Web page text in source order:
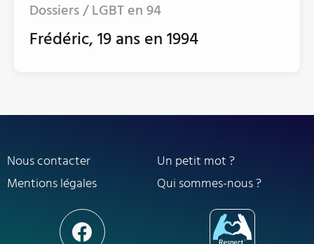
Dossiers / LGBT en 94
Frédéric, 19 ans en 1994
Nous contacter
Un petit mot ?
Mentions légales
Qui sommes-nous ?